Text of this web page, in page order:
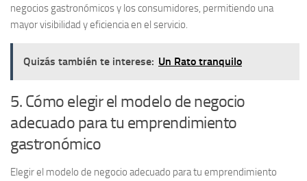
negocios gastronómicos y los consumidores, permitiendo una
mayor visibilidad y eficiencia en el servicio.
Quizás también te interese: Un Rato tranquilo
5. Cómo elegir el modelo de negocio
adecuado para tu emprendimiento
gastronómico
Elegir el modelo de negocio adecuado para tu emprendimiento